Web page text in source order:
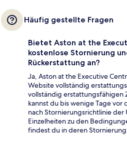
Häufig gestellte Fragen
Bietet Aston at the
kostenlose Stornierung
Rückerstattung an?
Ja, Aston at the Executive
Website vollständig
vollständig erstattungsfähigen
kannst du bis wenige Tage vor
nach Stornierungsrichtlinie
Einzelheiten zu den
findest du in deren